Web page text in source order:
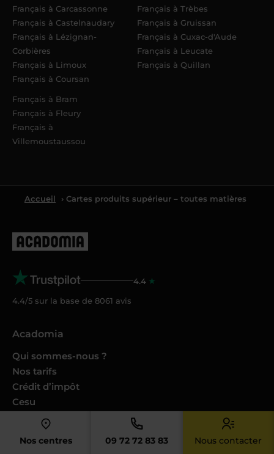
Nos centres 09 72 72 83 83 Nous contacter
Français à Carcassonne
Français à Castelnaudary
Français à Lézignan-
Corbières
Français à Limoux
Français à Coursan
Français à Trèbes
Français à Gruissan
Français à Cuxac-d'Aude
Français à Leucate
Français à Quillan
Français à Bram
Français à Fleury
Français à
Villemoustaussou
Accueil › Cartes produits supérieur – toutes matières
4.4
4.4/5 sur la base de 8061 avis
Acadomia
Qui sommes-nous ?
Nos tarifs
Crédit d’impôt
Cesu
Nos conseils et guides
Nos Podcasts Ambition Sup
Avis des familles